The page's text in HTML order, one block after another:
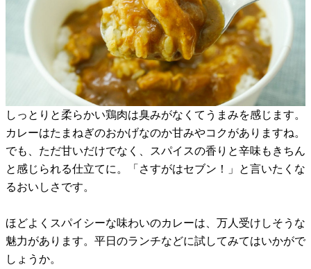
しっとりと柔らかい鶏肉は臭みがなくてうまみを感じます。
カレーはたまねぎのおかげなのか甘みやコクがありますね。
でも、ただ甘いだけでなく、スパイスの香りと辛味もきちん
と感じられる仕立てに。「さすがはセブン！」と言いたくな
るおいしさです。
ほどよくスパイシーな味わいのカレーは、万人受けしそうな
魅力があります。平日のランチなどに試してみてはいかがで
しょうか。